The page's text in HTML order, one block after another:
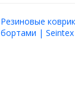
Резиновые
бортами | Seintex